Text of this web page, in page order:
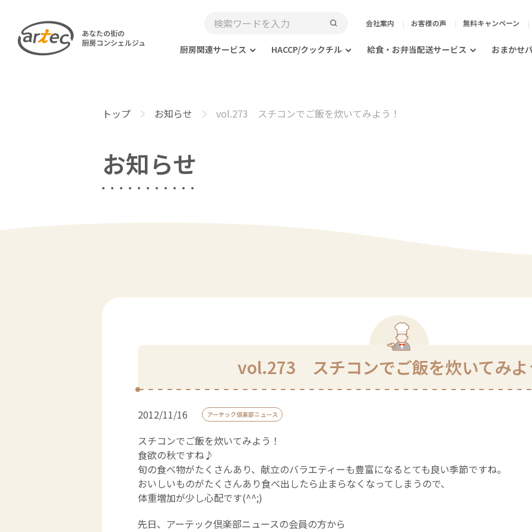
あなたの街の
厨房コンシェルジュ
会社案内 お客様の声 無料キャンペーン
厨房関連サービス HACCP/クックチル 給食・お弁当配送サービス おまかせ
トップ お知らせ vol.273 スチコンでご飯を炊いてみよう！
お知らせ
vol.273 スチコンでご飯を炊いてみよ
2012/11/16 アーテック倶楽部ニュース
スチコンでご飯を炊いてみよう！
食欲の秋ですね♪
旬の食べ物がたくさんあり、献立のバラエティーも豊富になるとても良い季節ですね。
おいしいものがたくさんあり食べ出したら止まらなくなってしまうので、
体重増加が少し心配です(^^;)
先日、アーテック倶楽部ニュースの会員の方から